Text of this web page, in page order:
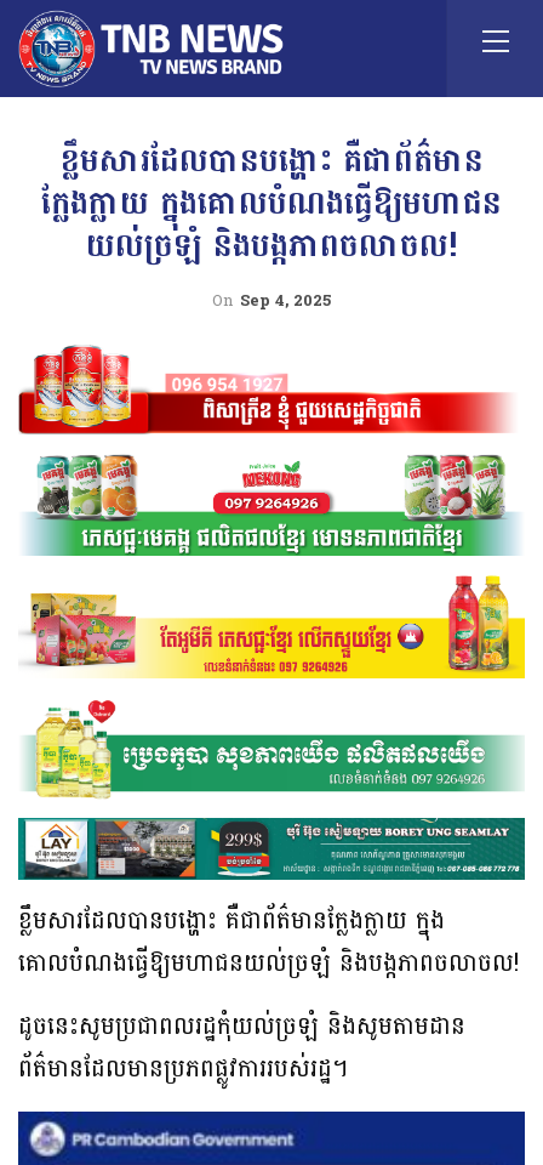
ខ្លឹមសារដែលបានបង្ហោះ គឺជាព័ត៌មាន
ក្លែងក្លាយ ក្នុងគោលបំណងធ្វើឱ្យមហាជន
យល់ច្រឡំ និងបង្កភាពចលាចល!
On Sep 4, 2025
ខ្លឹមសារដែលបានបង្ហោះ គឺជាព័ត៌មានក្លែងក្លាយ ក្នុង
គោលបំណងធ្វើឱ្យមហាជនយល់ច្រឡំ និងបង្កភាពចលាចល!
ដូចនេះសូមប្រជាពលរដ្ឋកុំយល់ច្រឡំ និងសូមតាមដាន
ព័ត៌មានដែលមានប្រភពផ្លូវការរបស់រដ្ឋ។